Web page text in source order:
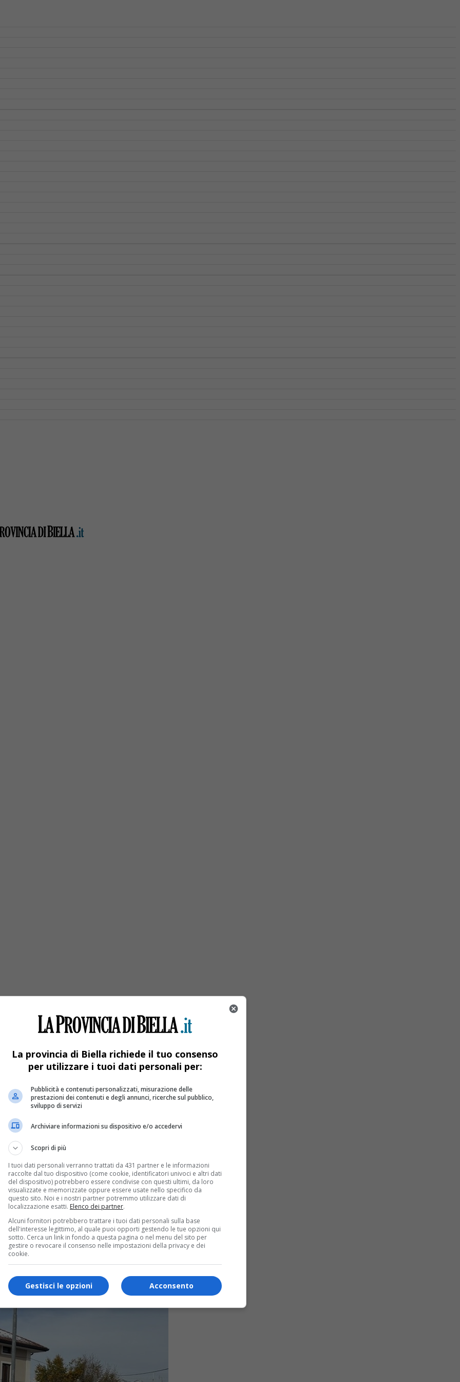
tanti volontari Avis”
La provincia di Biella richiede il tuo consenso
per utilizzare i tuoi dati personali per:
Pubblicità e contenuti personalizzati, misurazione delle
prestazioni dei contenuti e degli annunci, ricerche sul pubblico,
sviluppo di servizi
Archiviare informazioni su dispositivo e/o accedervi
Scopri di più
I tuoi dati personali verranno trattati da 431 partner e le informazioni
raccolte dal tuo dispositivo (come cookie, identificatori univoci e altri dati
del dispositivo) potrebbero essere condivise con questi ultimi, da loro
visualizzate e memorizzate oppure essere usate nello specifico da
questo sito. Noi e i nostri partner potremmo utilizzare dati di
localizzazione esatti. Elenco dei partner.
Alcuni fornitori potrebbero trattare i tuoi dati personali sulla base
dell'interesse legittimo, al quale puoi opporti gestendo le tue opzioni qui
sotto. Cerca un link in fondo a questa pagina o nel menu del sito per
gestire o revocare il consenso nelle impostazioni della privacy e dei
cookie.
Acconsento
Gestisci le opzioni